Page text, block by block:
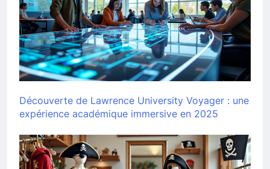
Découverte de Lawrence University Voyager : une
expérience académique immersive en 2025